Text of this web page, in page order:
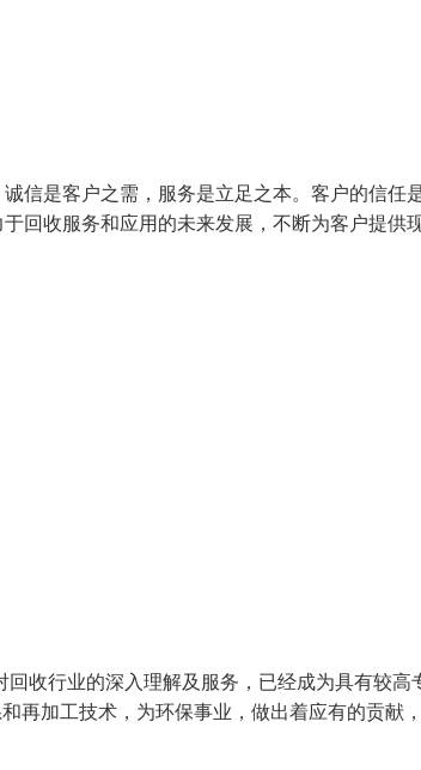
信是客户之需，服务是立足之本。客户的信任
回收服务和应用的未来发展，不断为客户提供
收行业的深入理解及服务，已经成为具有较高
再加工技术，为环保事业，做出着应有的贡献